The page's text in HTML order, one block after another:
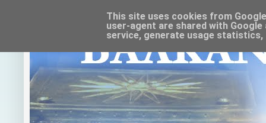
This site uses cookies from
user-agent are shared with
service, generate usage statistics,